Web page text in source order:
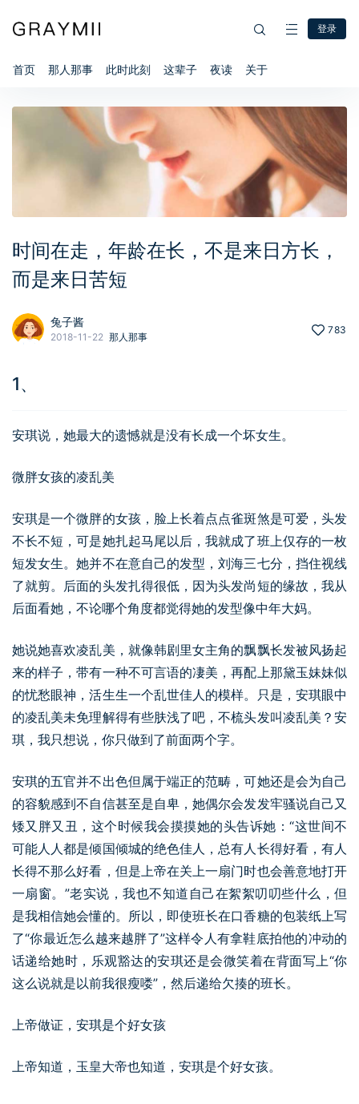
登录
首页 那人那事 此时此刻 这辈子 夜读 关于
时间在走，年龄在长，不是来日方长，
而是来日苦短
兔子酱
2018-11-22 那人那事
783
1、
安琪说，她最大的遗憾就是没有长成一个坏女生。
微胖女孩的凌乱美
安琪是一个微胖的女孩，脸上长着点点雀斑煞是可爱，头发
不长不短，可是她扎起马尾以后，我就成了班上仅存的一枚
短发女生。她并不在意自己的发型，刘海三七分，挡住视线
了就剪。后面的头发扎得很低，因为头发尚短的缘故，我从
后面看她，不论哪个角度都觉得她的发型像中年大妈。
她说她喜欢凌乱美，就像韩剧里女主角的飘飘长发被风扬起
来的样子，带有一种不可言语的凄美，再配上那黛玉妹妹似
的忧愁眼神，活生生一个乱世佳人的模样。只是，安琪眼中
的凌乱美未免理解得有些肤浅了吧，不梳头发叫凌乱美？安
琪，我只想说，你只做到了前面两个字。
安琪的五官并不出色但属于端正的范畴，可她还是会为自己
的容貌感到不自信甚至是自卑，她偶尔会发发牢骚说自己又
矮又胖又丑，这个时候我会摸摸她的头告诉她：“这世间不
可能人人都是倾国倾城的绝色佳人，总有人长得好看，有人
长得不那么好看，但是上帝在关上一扇门时也会善意地打开
一扇窗。”老实说，我也不知道自己在絮絮叨叨些什么，但
是我相信她会懂的。所以，即使班长在口香糖的包装纸上写
了“你最近怎么越来越胖了”这样令人有拿鞋底拍他的冲动的
话递给她时，乐观豁达的安琪还是会微笑着在背面写上“你
这么说就是以前我很瘦喽”，然后递给欠揍的班长。
上帝做证，安琪是个好女孩
上帝知道，玉皇大帝也知道，安琪是个好女孩。